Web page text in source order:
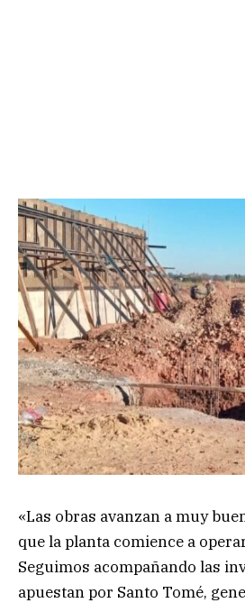
«Las obras avanzan a muy
que la planta comience a
Seguimos acompañando las
apuestan por Santo Tomé,